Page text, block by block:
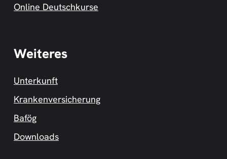
Online Deutschkurse
Weiteres
Unterkunft
Krankenversicherung
Bafög
Downloads